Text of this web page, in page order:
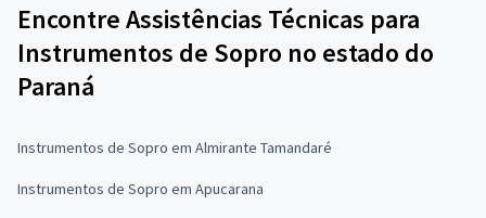
Encontre Assistências Técnicas para
Instrumentos de Sopro no estado do
Paraná
Instrumentos de Sopro em Almirante Tamandaré
Instrumentos de Sopro em Apucarana